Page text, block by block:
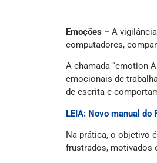
Emoções – A
computadores,
A chamada “emotion
emocionais de
de escrita e
LEIA: Novo manual
Na prática, o objetivo
frustrados, motivados